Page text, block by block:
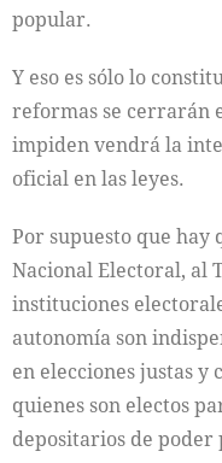
popular.
Y eso es sólo lo
reformas se cerrarán
impiden vendrá la
oficial en las leyes.
Por supuesto que
Nacional Electoral, al
instituciones
autonomía son
en elecciones justas y
quienes son electos
depositarios de poder